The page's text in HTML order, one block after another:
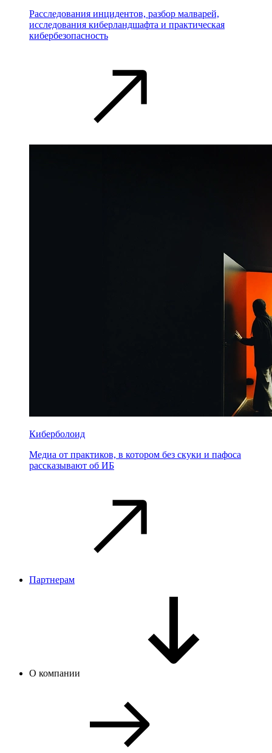
Расследования инцидентов, разбор малварей,
исследования киберландшафта и практическая
кибербезопасность
Киберболоид
Медиа от практиков, в котором без скуки и пафоса
рассказывают об ИБ
Партнерам
О компании